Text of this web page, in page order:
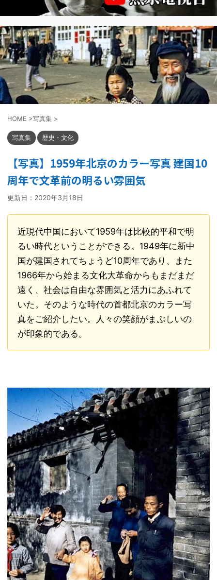
HOME >写真集 >
写真集 歴史・文化
【写真】1959年北京のカラー写真 建国10
周年で文革前の明るい雰囲気
更新日： 2020年3月18日
近現代中国において1959年は比較的平和で明
るい時代ということができる。1949年に新中
国が建国されてちょうど10周年であり、また
1966年から始まる文化大革命からもまだまだ
遠く、社会は自由な雰囲気と活力にあふれて
いた。そのような時代の首都北京のカラー写
真をご紹介したい。人々の笑顔がまぶしいの
が印象的である。